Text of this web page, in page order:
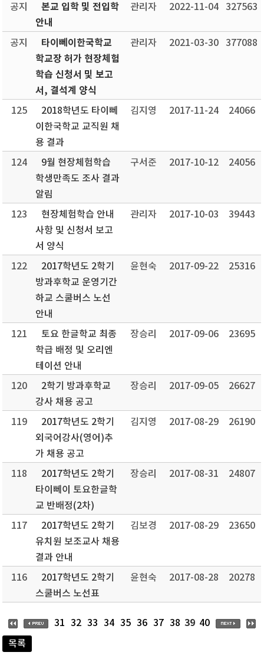
공지
본교 입학 및 전입학
안내
관리자 2022-11-04 327563
공지
타이뻬이한국학교
학교장 허가 현장체험
학습 신청서 및 보고
서, 결석계 양식
관리자 2021-03-30 377088
125
2018학년도 타이뻬
이한국학교 교직원 채
용 결과
김지영 2017-11-24 24066
124
9월 현장체험학습
학생만족도 조사 결과
알림
구서준 2017-10-12 24056
123
현장체험학습 안내
사항 및 신청서 보고
서 양식
관리자 2017-10-03 39443
122
2017학년도 2학기
방과후학교 운영기간
하교 스쿨버스 노선
안내
윤현숙 2017-09-22 25316
121
토요 한글학교 최종
학급 배정 및 오리엔
테이션 안내
장승리 2017-09-06 23695
120
2학기 방과후학교
강사 채용 공고
장승리 2017-09-05 26627
119
2017학년도 2학기
외국어강사(영어)추
가 채용 공고
김지영 2017-08-29 26190
118
2017학년도 2학기
타이뻬이 토요한글학
교 반배정(2차)
장승리 2017-08-31 24807
117
2017학년도 2학기
유치원 보조교사 채용
결과 안내
김보경 2017-08-29 23650
116
2017학년도 2학기
스쿨버스 노선표
윤현숙 2017-08-28 20278
31 32 33 34 35 36 37 38 39 40
목록